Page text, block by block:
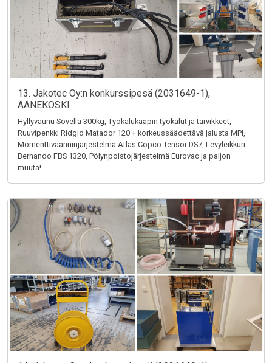
13. Jakotec Oy:n konkurssipesä (2031649-1),
ÄÄNEKOSKI
Hyllyvaunu Sovella 300kg, Työkalukaapin työkalut ja tarvikkeet,
Ruuvipenkki Ridgid Matador 120 + korkeussäädettävä jalusta MPI,
Momenttiväänninjärjestelmä Atlas Copco Tensor DS7, Levyleikkuri
Bernando FBS 1320, Pölynpoistojärjestelmä Eurovac ja paljon
muuta!